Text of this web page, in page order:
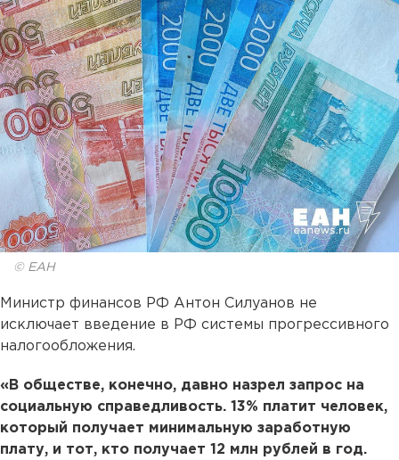
© ЕАН
Министр финансов РФ Антон Силуанов не
исключает введение в РФ системы прогрессивного
налогообложения.
«В обществе, конечно, давно назрел запрос на
социальную справедливость. 13% платит человек,
который получает минимальную заработную
плату, и тот, кто получает 12 млн рублей в год.